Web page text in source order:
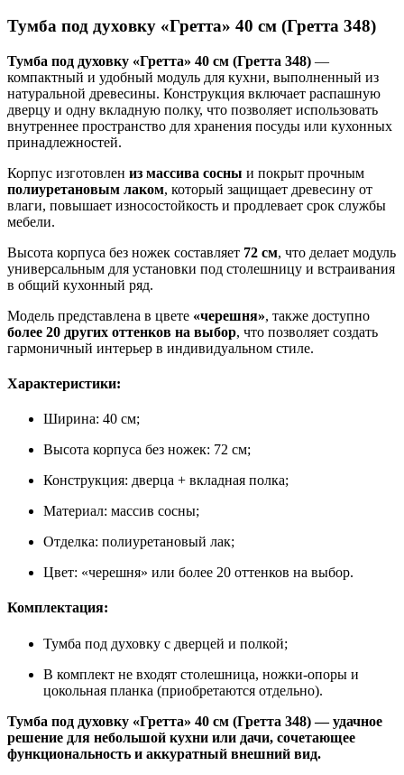
Тумба под духовку «Гретта» 40 см (Гретта 348)
Тумба под духовку «Гретта» 40 см (Гретта 348) —
компактный и удобный модуль для кухни, выполненный из
натуральной древесины. Конструкция включает распашную
дверцу и одну вкладную полку, что позволяет использовать
внутреннее пространство для хранения посуды или кухонных
принадлежностей.
Корпус изготовлен из массива сосны и покрыт прочным
полиуретановым лаком, который защищает древесину от
влаги, повышает износостойкость и продлевает срок службы
мебели.
Высота корпуса без ножек составляет 72 см, что делает модуль
универсальным для установки под столешницу и встраивания
в общий кухонный ряд.
Модель представлена в цвете «черешня», также доступно
более 20 других оттенков на выбор, что позволяет создать
гармоничный интерьер в индивидуальном стиле.
Характеристики:
Ширина: 40 см;
Высота корпуса без ножек: 72 см;
Конструкция: дверца + вкладная полка;
Материал: массив сосны;
Отделка: полиуретановый лак;
Цвет: «черешня» или более 20 оттенков на выбор.
Комплектация:
Тумба под духовку с дверцей и полкой;
В комплект не входят столешница, ножки-опоры и
цокольная планка (приобретаются отдельно).
Тумба под духовку «Гретта» 40 см (Гретта 348) — удачное
решение для небольшой кухни или дачи, сочетающее
функциональность и аккуратный внешний вид.